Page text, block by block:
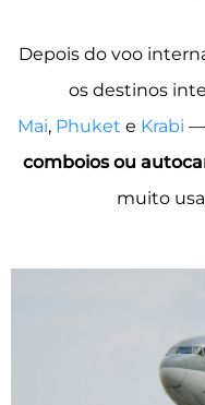
Depois do voo
os destinos
Mai, Phuket e Krabi —
comboios ou
muito